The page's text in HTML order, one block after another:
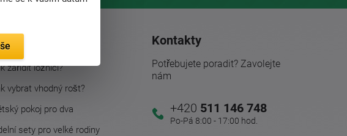
informace
zařídit ložnici?
vybrat vhodný rošt?
pokoj pro dva
sety pro velké rodiny
Kontakty
Potřebujete poradit? Zavolejte
nám
+420 511 146 748
Po-Pá 8:00 - 17:00 hod.